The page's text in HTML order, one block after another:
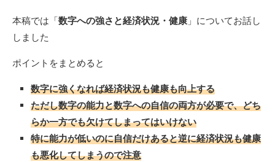
本稿では「数字への強さと経済状況・健康 」についてお話し
しました
ポイントをまとめると
数字に強くなれば経済状況も健康も向上する
ただし数字の能力と数字への自信の両方が必要で、どち
らか一方でも欠けてしまってはいけない
特に能力が低いのに自信だけあると逆に経済状況も健康
も悪化してしまうので注意